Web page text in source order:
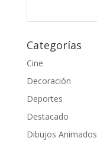
Categorías
Cine
Decoración
Deportes
Destacado
Dibujos Animados